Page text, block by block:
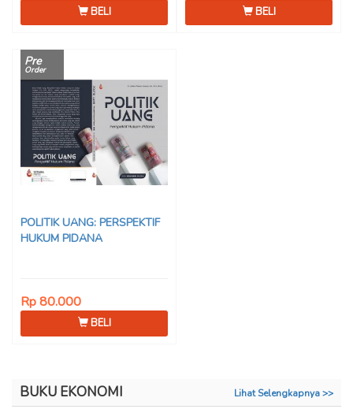
BELI BELI
Pre
Order
POLITIK UANG: PERSPEKTIF
HUKUM PIDANA
Rp 80.000
BELI
BUKU EKONOMI Lihat Selengkapnya >>